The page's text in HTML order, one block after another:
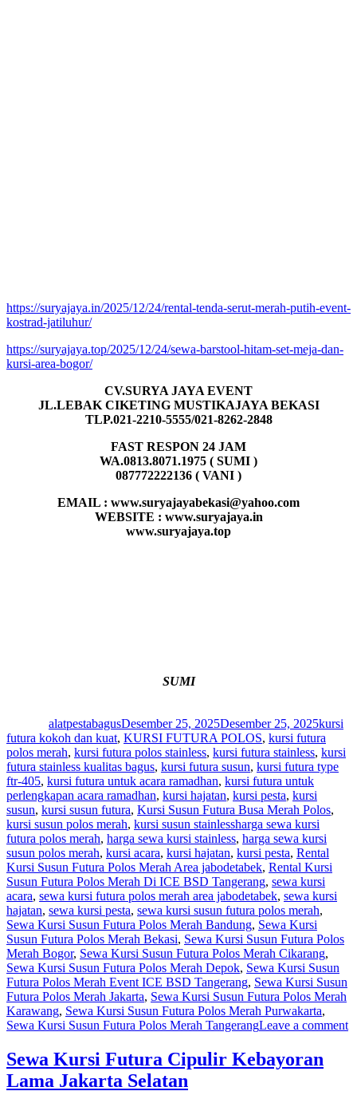
https://suryajaya.in/2025/12/24/rental-tenda-serut-merah-putih-event-
kostrad-jatiluhur/
https://suryajaya.top/2025/12/24/sewa-barstool-hitam-set-meja-dan-
kursi-area-bogor/
CV.SURYA JAYA EVENT
JL.LEBAK CIKETING MUSTIKAJAYA BEKASI
TLP.021-2210-5555/021-8262-2848
FAST RESPON 24 JAM
WA.0813.8071.1975 ( SUMI )
087772222136 ( VANI )
EMAIL : www.suryajayabekasi@yahoo.com
WEBSITE : www.suryajaya.in
www.suryajaya.top
SUMI
alatpestabagusDesember 25, 2025Desember 25, 2025kursi
futura kokoh dan kuat, KURSI FUTURA POLOS, kursi futura
polos merah, kursi futura polos stainless, kursi futura stainless, kursi
futura stainless kualitas bagus, kursi futura susun, kursi futura type
ftr-405, kursi futura untuk acara ramadhan, kursi futura untuk
perlengkapan acara ramadhan, kursi hajatan, kursi pesta, kursi
susun, kursi susun futura, Kursi Susun Futura Busa Merah Polos,
kursi susun polos merah, kursi susun stainlessTags
harga sewa kursi
futura polos merah, harga sewa kursi stainless, harga sewa kursi
susun polos merah, kursi acara, kursi hajatan, kursi pesta, Rental
Kursi Susun Futura Polos Merah Area jabodetabek, Rental Kursi
Susun Futura Polos Merah Di ICE BSD Tangerang, sewa kursi
acara, sewa kursi futura polos merah area jabodetabek, sewa kursi
hajatan, sewa kursi pesta, sewa kursi susun futura polos merah,
Sewa Kursi Susun Futura Polos Merah Bandung, Sewa Kursi
Susun Futura Polos Merah Bekasi, Sewa Kursi Susun Futura Polos
Merah Bogor, Sewa Kursi Susun Futura Polos Merah Cikarang,
Sewa Kursi Susun Futura Polos Merah Depok, Sewa Kursi Susun
Futura Polos Merah Event ICE BSD Tangerang, Sewa Kursi Susun
Futura Polos Merah Jakarta, Sewa Kursi Susun Futura Polos Merah
Karawang, Sewa Kursi Susun Futura Polos Merah Purwakarta,
Sewa Kursi Susun Futura Polos Merah TangerangLeave a comment
Sewa Kursi Futura Cipulir Kebayoran
Lama Jakarta Selatan